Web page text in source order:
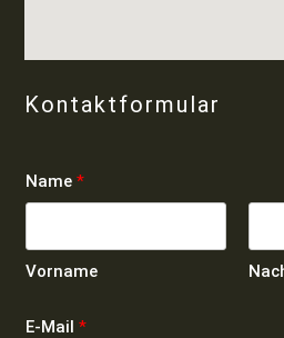
Kontaktformular
Name*
Vorname
E-Mail*